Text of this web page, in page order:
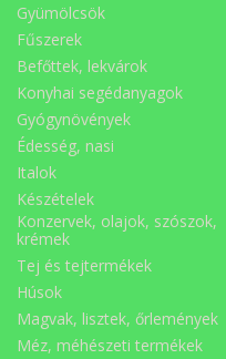
Gyümölcsök
Fűszerek
Befőttek, lekvárok
Konyhai segédanyagok
Gyógynövények
Édesség, nasi
Italok
Készételek
Konzervek, olajok, szószok,
krémek
Tej és tejtermékek
Húsok
Magvak, lisztek, őrlemények
Méz, méhészeti termékek